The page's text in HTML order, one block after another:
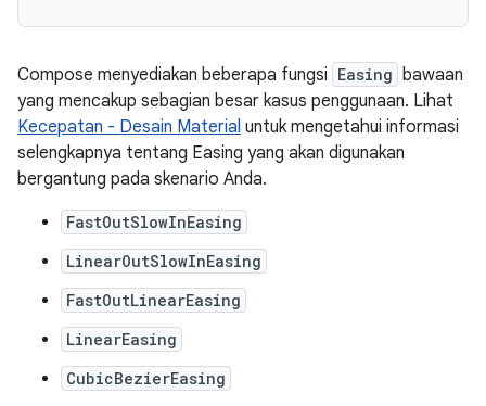
Compose menyediakan beberapa fungsi Easing bawaan
yang mencakup sebagian besar kasus penggunaan. Lihat
Kecepatan - Desain Material untuk mengetahui informasi
selengkapnya tentang Easing yang akan digunakan
bergantung pada skenario Anda.
FastOutSlowInEasing
LinearOutSlowInEasing
FastOutLinearEasing
LinearEasing
CubicBezierEasing